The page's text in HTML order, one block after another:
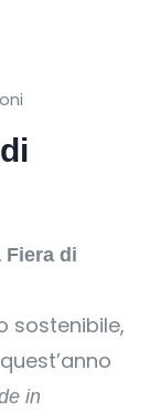
Fiera di
sostenibile,
in